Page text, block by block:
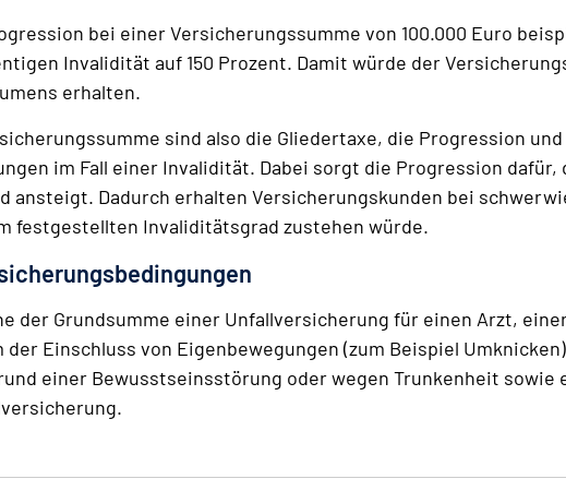
bei einer Versicherungssumme von 100.000 Euro
Invalidität auf 150 Prozent. Damit würde der
erhalten.
sind also die Gliedertaxe, die Progression
im Fall einer Invalidität. Dabei sorgt die Progression
ansteigt. Dadurch erhalten Versicherungskunden bei
festgestellten Invaliditätsgrad zustehen würde.
der Grundsumme einer Unfallversicherung für einen Arzt,
der Einschluss von Eigenbewegungen (zum Beispiel
einer Bewusstseinsstörung oder wegen Trunkenheit